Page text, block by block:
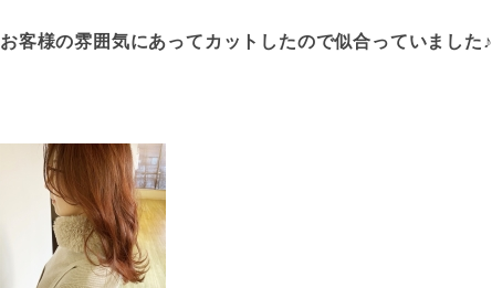
お客様の雰囲気にあってカットしたので似合っていました♪